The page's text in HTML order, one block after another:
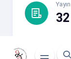
Yayın
32